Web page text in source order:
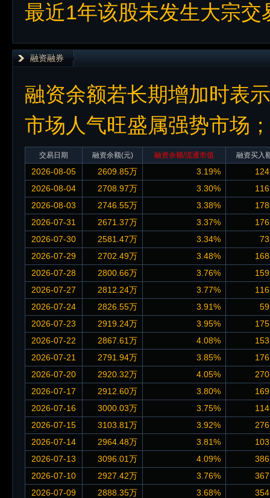
最近1年该股未发生大宗交
融资融券
融资余额若长期增加时表
市场人气旺盛属强势市场
交易日期 融资余额(元) 融资余额/流通市值 融资买入
2026-08-05 2609.85万 3.19%
2026-08-04
2708.97万 3.30%
2026-08-03
2746.55万 3.38%
2026-07-31
2671.37万 3.37%
2026-07-30
2581.47万 3.34%
2026-07-29
2702.49万 3.48%
2026-07-28
2800.66万 3.76%
2026-07-27
2812.24万 3.77%
2026-07-24
2826.55万 3.91%
2026-07-23
2919.24万 3.95%
2026-07-22
2867.61万 4.08%
2026-07-21
2791.94万 3.85%
2026-07-20
2920.32万 4.05%
2026-07-17
2912.60万 3.80%
2026-07-16
3000.03万 3.75%
2026-07-15
3103.81万 3.92%
2026-07-14
2964.48万 3.81%
2026-07-13
3096.01万 4.09%
2026-07-10
2927.42万 3.76%
2026-07-09
2888.35万 3.68%